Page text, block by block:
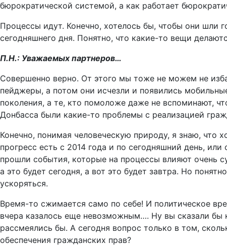
бюрократической системой, а как работает
Процессы идут. Конечно, хотелось бы, чтобы они шли
сегодняшнего дня. Понятно, что какие-то вещи
П.Н.: Уважаемых партнеров…
Совершенно верно. От этого мы тоже не можем не
пейджеры, а потом они исчезли и появились
поколения, а те, кто помоложе даже не вспоминают,
Донбасса были какие-то проблемы с реализацией
Конечно, понимая человеческую природу, я знаю, что
прогресс есть с 2014 года и по сегодняшний день,
прошли события, которые на процессы влияют очень
а это будет сегодня, а вот это будет завтра. Но
ускоряться.
Время-то сжимается само по себе! И политическое
вчера казалось еще невозможным…. Ну вы сказали бы
рассмеялись бы. А сегодня вопрос только в том,
обеспечения гражданских прав?